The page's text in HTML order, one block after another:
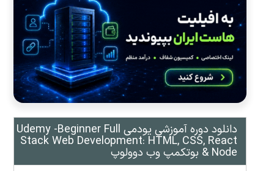
دانلود دوره آموزشی یودمی Udemy -Beginner Full
Stack Web Development: HTML, CSS, React
& Node بوتکمپ وب دوولوپ